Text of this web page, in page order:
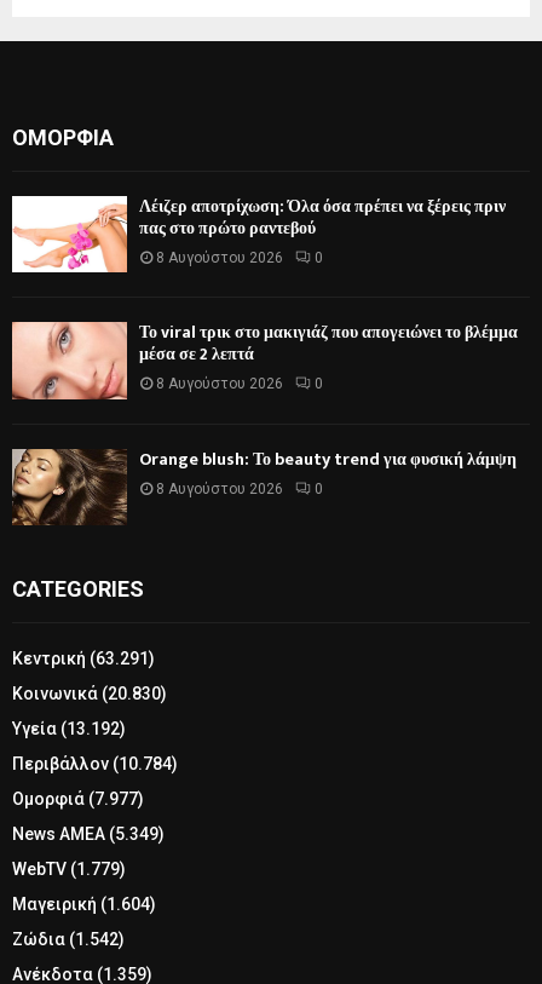
ΟΜΟΡΦΙΆ
Λέιζερ αποτρίχωση: Όλα όσα πρέπει να ξέρεις πριν
πας στο πρώτο ραντεβού
8 Αυγούστου 2026 0
Το viral τρικ στο μακιγιάζ που απογειώνει το βλέμμα
μέσα σε 2 λεπτά
8 Αυγούστου 2026 0
Orange blush: Το beauty trend για φυσική λάμψη
8 Αυγούστου 2026 0
CATEGORIES
Κεντρική (63.291)
Κοινωνικά (20.830)
Υγεία (13.192)
Περιβάλλον (10.784)
Ομορφιά (7.977)
News ΑΜΕΑ (5.349)
WebTV (1.779)
Μαγειρική (1.604)
Ζώδια (1.542)
Ανέκδοτα (1.359)